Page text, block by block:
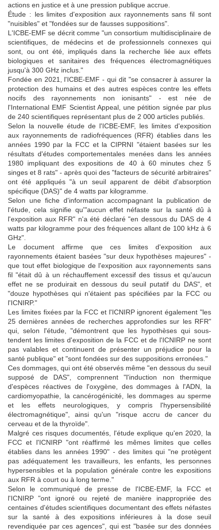
actions en justice et à une pression publique accrue.
Étude : les limites d'exposition aux rayonnements sans fil sont
"nuisibles" et "fondées sur de fausses suppositions".
L'ICBE-EMF se décrit comme "un consortium multidisciplinaire de
scientifiques, de médecins et de professionnels connexes qui
sont, ou ont été, impliqués dans la recherche liée aux effets
biologiques et sanitaires des fréquences électromagnétiques
jusqu'à 300 GHz inclus."
Fondée en 2021, l'ICBE-EMF - qui dit "se consacrer à assurer la
protection des humains et des autres espèces contre les effets
nocifs des rayonnements non ionisants" - est née de
l'International EMF Scientist Appeal, une pétition signée par plus
de 240 scientifiques représentant plus de 2 000 articles publiés.
Selon la nouvelle étude de l'ICBE-EMF, les limites d'exposition
aux rayonnements de radiofréquences (RFR) établies dans les
années 1990 par la FCC et la CIPRNI "étaient basées sur les
résultats d'études comportementales menées dans les années
1980 impliquant des expositions de 40 à 60 minutes chez 5
singes et 8 rats" - après quoi des "facteurs de sécurité arbitraires"
ont été appliqués "à un seuil apparent de débit d'absorption
spécifique (DAS)" de 4 watts par kilogramme.
Selon une fiche d'information accompagnant la publication de
l'étude, cela signifie qu'"aucun effet néfaste sur la santé dû à
l'exposition aux RFR" n'a été déclaré "en dessous du DAS de 4
watts par kilogramme pour des fréquences allant de 100 kHz à 6
GHz".
Le document affirme que ces limites d'exposition aux
rayonnements étaient basées "sur deux hypothèses majeures" -
que tout effet biologique de l'exposition aux rayonnements sans
fil "était dû à un réchauffement excessif des tissus et qu'aucun
effet ne se produirait en dessous du seuil putatif du DAS", et
"douze hypothèses qui n'étaient pas spécifiées par la FCC ou
l'ICNIRP."
Les limites fixées par la FCC et l'ICNIRP ignorent également "les
25 dernières années de recherches approfondies sur les RFR"
qui, selon l'étude, "démontrent que les hypothèses qui sous-
tendent les limites d'exposition de la FCC et de l'ICNIRP ne sont
pas valables et continuent de présenter un préjudice pour la
santé publique" et "sont fondées sur des suppositions erronées."
Ces dommages, qui ont été observés même "en dessous du seuil
supposé de DAS", comprennent "l'induction non thermique
d'espèces réactives de l'oxygène, des dommages à l'ADN, la
cardiomyopathie, la cancérogénicité, les dommages au sperme
et les effets neurologiques, y compris l'hypersensibilité
électromagnétique", ainsi qu'un "risque accru de cancer du
cerveau et de la thyroïde".
Malgré ces risques documentés, l'étude explique qu'en 2020, la
FCC et l'ICNIRP "ont réaffirmé les mêmes limites que celles
établies dans les années 1990" - des limites qui "ne protègent
pas adéquatement les travailleurs, les enfants, les personnes
hypersensibles et la population générale contre les expositions
aux RFR à court ou à long terme."
Selon le communiqué de presse de l'ICBE-EMF, la FCC et
l'ICNIRP "ont ignoré ou rejeté de manière inappropriée des
centaines d'études scientifiques documentant des effets néfastes
sur la santé à des expositions inférieures à la dose seuil
revendiquée par ces agences", qui est "basée sur des données